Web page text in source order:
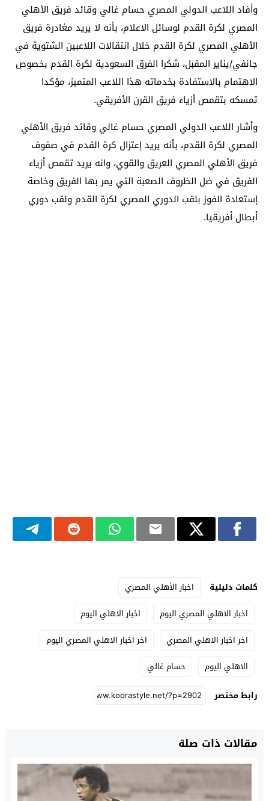
وأفاد اللاعب الدولي المصري حسام غالي وقائد فريق الأهلي
المصري لكرة القدم لوسائل الاعلام، بأنه لا يريد مغادرة فريق
الأهلي المصري لكرة القدم خلال انتقالات اللاعبين الشتوية في
جانفي/يناير المقبل، شكرا الفرق السعودية لكرة القدم بخصوص
الاهتمام بالاستفادة بخدماته هذا اللاعب المتميز، مؤكدا
تمسكه بتقمص أزياء فريق القرن الأفريقي.
وأشار اللاعب الدولي المصري حسام غالي وقائد فريق الأهلي
المصري لكرة القدم، بأنه يريد إعتزال كرة القدم في صفوف
فريق الأهلي المصري العريق والقوي، وانه يريد تقمص أزياء
الفريق في ضل الظروف الصعبة التي يمر بها الفريق وخاصة
إستعادة الفوز بلقب الدوري المصري لكرة القدم ولقب دوري
أبطال أفريقيا.
كلمات دليلية
اخبار الأهلي المصري
اخبار الاهلي المصري اليوم
اخبار الاهلي اليوم
اخر اخبار الاهلي المصري
اخر اخبار الاهلي المصري اليوم
الاهلي اليوم
حسام غالي
رابط مختصر
مقالات ذات صلة